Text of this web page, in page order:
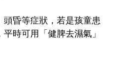
昏等症狀，若是孩童患
時可用「健脾去濕氣」